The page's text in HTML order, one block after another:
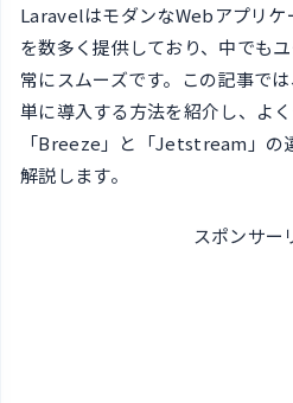
LaravelはモダンなWebアプリ
を数多く提供しており、中でも
常にスムーズです。この記事で
単に導入する方法を紹介し、よ
「Breeze」と「Jetstream」の
解説します。
スポンサー